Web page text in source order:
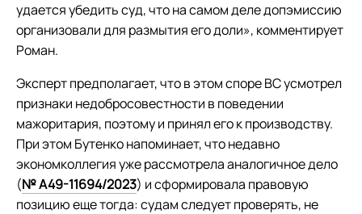
удается убедить суд, что на самом деле допэмиссию
организовали для размытия его доли», комментирует
Роман.
Эксперт предполагает, что в этом споре ВС усмотрел
признаки недобросовестности в поведении
мажоритария, поэтому и принял его к производству.
При этом Бутенко напоминает, что недавно
экономколлегия уже рассмотрела аналогичное дело
(№ А49-11694/2023) и сформировала правовую
позицию еще тогда: судам следует проверять, не